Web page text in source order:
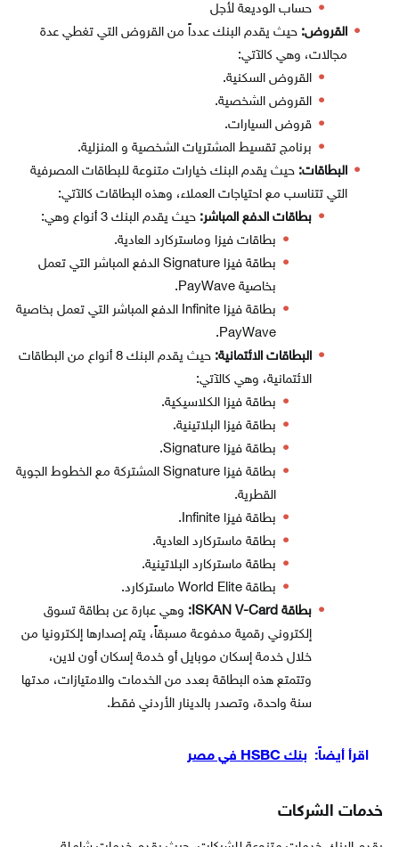
حساب الوديعة لأجل
القروض: حيث يقدم البنك عدداً من القروض التي تغطي عدة
مجالات، وهي كالآتي:
القروض السكنية.
القروض الشخصية.
قروض السيارات.
برنامج تقسيط المشتريات الشخصية و المنزلية.
البطاقات: حيث يقدم البنك خيارات متنوعة للبطاقات المصرفية
التي تتناسب مع احتياجات العملاء، وهذه البطاقات كالآتي:
بطاقات الدفع المباشر: حيث يقدم البنك 3 أنواع وهي:
بطاقات فيزا وماستركارد العادية.
بطاقة فيزا Signature الدفع المباشر التي تعمل
بخاصية PayWave.
بطاقة فيزا Infinite الدفع المباشر التي تعمل بخاصية
PayWave.
البطاقات الائتمانية:
حيث يقدم البنك 8 أنواع من البطاقات
الائتمانية، وهي كالآتي:
بطاقة فيزا الكلاسيكية​.
بطاقة فيزا البلاتينية.
بطاقة فيزا Signature.
بطاقة فيزا Signature المشتركة مع الخطوط الجوية
القطرية.
بطاقة فيزا Infinite.
بطاقة ماستركارد العادية.
بطاقة ماستركارد البلاتينية.
​بطاقة World Elite ماستركارد.
بطاقة ISKAN V-Card:
وهي عبارة عن بطاقة تسوق
إلكتروني رقمية مدفوعة مسبقاً، يتم إصدارها إلكترونيا من
خلال خدمة إسكان موبايل أو خدمة إسكان أون لاين،
وتتمتع هذه البطاقة بعدد من الخدمات والامتيازات، مدتها
سنة واحدة، وتصدر بالدينار الأردني فقط.
اقرأ أيضاً: بنك HSBC في مصر
خدمات الشركات